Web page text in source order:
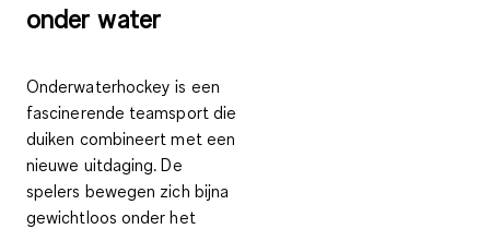
onder water
Onderwaterhockey is een
fascinerende teamsport die
duiken combineert met een
nieuwe uitdaging. De
spelers bewegen zich bijna
gewichtloos onder het